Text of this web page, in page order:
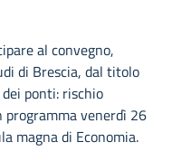
al convegno,
di Brescia, dal titolo
ponti: rischio
venerdì 26
magna di Economia.